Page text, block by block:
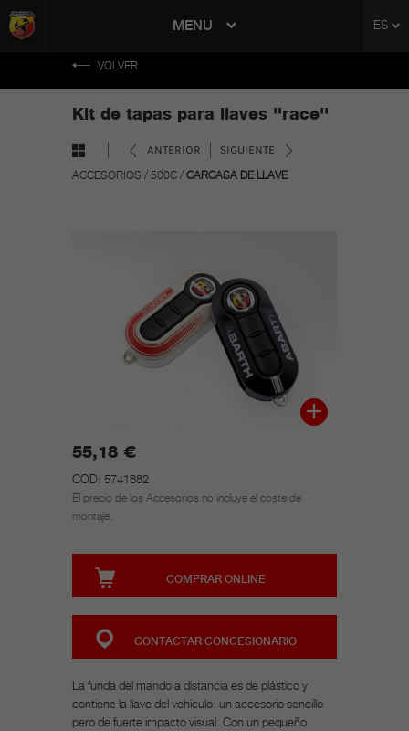
MENU ES
VOLVER
Kit de tapas para llaves ''race''
ANTERIOR SIGUIENTE
ACCESORIOS / 500C / CARCASA DE LLAVE
55,18 €
COD: 5741882
El precio de los Accesorios no incluye el coste de
montaje.
COMPRAR ONLINE
CONTACTAR CONCESIONARIO
La funda del mando a distancia es de plástico y
contiene la llave del vehículo: un accesorio sencillo
pero de fuerte impacto visual. Con un pequeño